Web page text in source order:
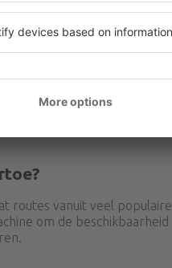
routes vanuit veel populaire
om de beschikbaarheid